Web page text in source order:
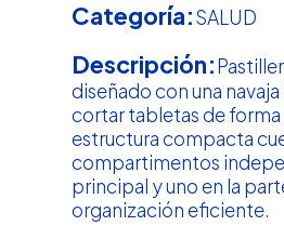
Categoría:SALUD
Descripción:
diseñado con una
cortar tabletas de forma
estructura compacta
compartimentos
principal y uno en la
organización eficiente.